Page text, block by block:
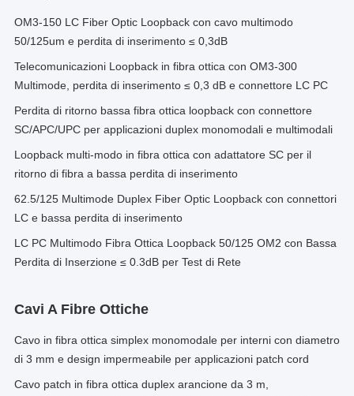
OM3-150 LC Fiber Optic Loopback con cavo multimodo
50/125um e perdita di inserimento ≤ 0,3dB
Telecomunicazioni Loopback in fibra ottica con OM3-300
Multimode, perdita di inserimento ≤ 0,3 dB e connettore LC PC
Perdita di ritorno bassa fibra ottica loopback con connettore
SC/APC/UPC per applicazioni duplex monomodali e multimodali
Loopback multi-modo in fibra ottica con adattatore SC per il
ritorno di fibra a bassa perdita di inserimento
62.5/125 Multimode Duplex Fiber Optic Loopback con connettori
LC e bassa perdita di inserimento
LC PC Multimodo Fibra Ottica Loopback 50/125 OM2 con Bassa
Perdita di Inserzione ≤ 0.3dB per Test di Rete
Cavi A Fibre Ottiche
Cavo in fibra ottica simplex monomodale per interni con diametro
di 3 mm e design impermeabile per applicazioni patch cord
Cavo patch in fibra ottica duplex arancione da 3 m,